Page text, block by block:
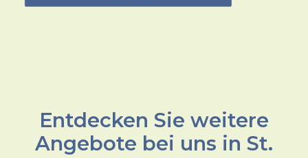
Entdecken Sie weitere
Angebote bei uns in St.